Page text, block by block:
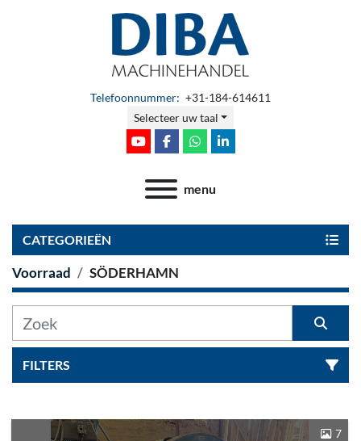
Telefoonnummer: +31-184-614611
Selecteer uw taal
youtubefacebookwhatsapplinkedin
menu
CATEGORIEËN
Voorraad SÖDERHAMN
FILTERS
7